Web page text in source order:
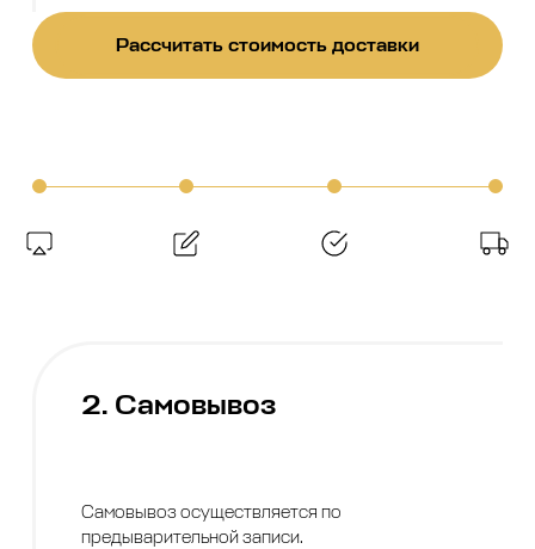
Рассчитать стоимость доставки
2. Самовывоз
Самовывоз осуществляется по
предыварительной записи.